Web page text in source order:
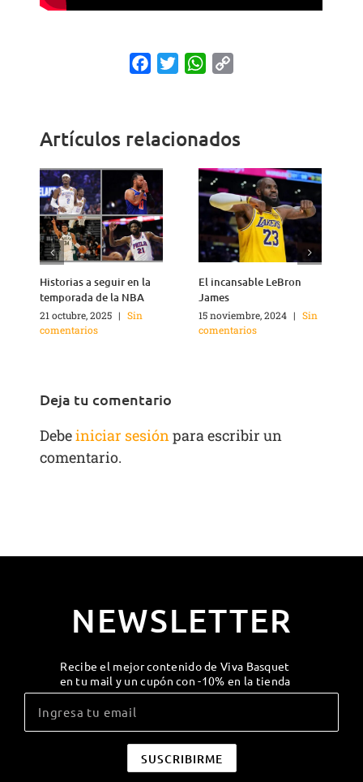
FacebookTwitterWhatsApp
Artículos relacionados
Historias a seguir en la
temporada de la NBA
21 octubre, 2025 | Sin
comentarios
El incansable LeBron
James
15 noviembre, 2024 | Sin
comentarios
Deja tu comentario
Debeiniciar sesiónpara escribir un
comentario.
NEWSLETTER
Recibe el mejor contenido de Viva Basquet
en tu mail y un cupón con -10% en la tienda